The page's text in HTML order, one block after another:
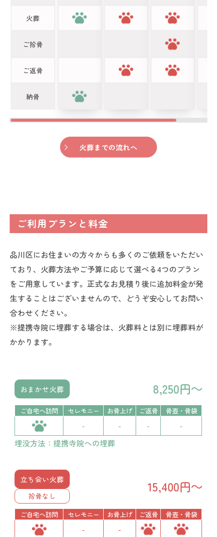
火葬
ご拾骨
ご返骨
納骨
火葬までの流れへ
ご利用プランと料金
品川区にお住まいの方々からも多くのご依頼をいただい
ており、火葬方法やご予算に応じて選べる4つのプラン
をご用意しています。正式なお見積り後に追加料金が発
生することはございませんので、どうぞ安心してお問い
合わせください。
※提携寺院に埋葬する場合は、火葬料とは別に埋葬料が
かかります。
おまかせ火葬 8,250円～
ご自宅へ訪問 セレモニー お骨上げ ご返骨
骨壺・骨袋
-
- - -
埋没方法：提携寺院への埋葬
立ち会い火葬
拾骨なし
15,400円～
ご自宅へ訪問 セレモニー お骨上げ ご返骨
骨壺・骨袋
-
-